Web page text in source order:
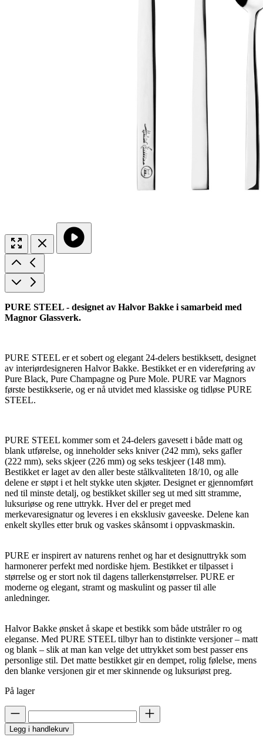
PURE STEEL - designet av Halvor Bakke i samarbeid med
Magnor Glassverk.
PURE STEEL er et sobert og elegant 24-delers bestikksett, designet
av interiørdesigneren Halvor Bakke. Bestikket er en videreføring av
Pure Black, Pure Champagne og Pure Mole. PURE var Magnors
første bestikkserie, og er nå utvidet med klassiske og tidløse PURE
STEEL.
PURE STEEL kommer som et 24-delers gavesett i både matt og
blank utførelse, og inneholder seks kniver (242 mm), seks gafler
(222 mm), seks skjeer (226 mm) og seks teskjeer (148 mm).
Bestikket er laget av den aller beste stålkvaliteten 18/10, og alle
delene er støpt i et helt stykke uten skjøter. Designet er gjennomført
ned til minste detalj, og bestikket skiller seg ut med sitt stramme,
luksuriøse og rene uttrykk. Hver del er preget med
merkevaresignatur og leveres i en eksklusiv gaveeske. Delene kan
enkelt skylles etter bruk og vaskes skånsomt i oppvaskmaskin.
PURE er inspirert av naturens renhet og har et designuttrykk som
harmonerer perfekt med nordiske hjem. Bestikket er tilpasset i
størrelse og er stort nok til dagens tallerkenstørrelser. PURE er
moderne og elegant, stramt og maskulint og passer til alle
anledninger.
Halvor Bakke ønsket å skape et bestikk som både utstråler ro og
eleganse. Med PURE STEEL tilbyr han to distinkte versjoner – matt
og blank – slik at man kan velge det uttrykket som best passer ens
personlige stil. Det matte bestikket gir en dempet, rolig følelse, mens
den blanke versjonen gir et mer skinnende og luksuriøst preg.
På lager
Legg i handlekurv